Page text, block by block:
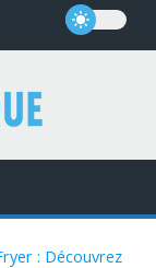
: Découvrez